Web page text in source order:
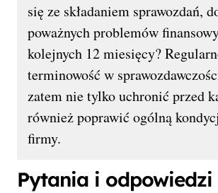
się ze składaniem sprawozdań,
poważnych problemów
kolejnych 12 miesięcy?
terminowość w
zatem nie tylko uchronić przed
również poprawić ogólną
firmy.
Pytania i odpowiedzi